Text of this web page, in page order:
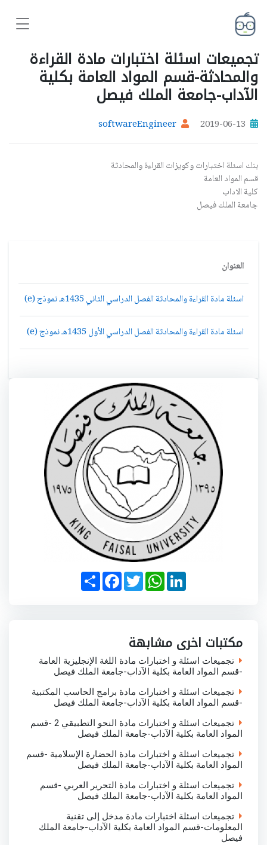
تجميعات اسئلة اختبارات مادة القراءة
والمحادثة-قسم المواد العامة بكلية
الآداب-جامعة الملك فيصل
2019-06-13
softwareEngineer
بنك اسئلة اختبارات وكويزات القراءة والمحادثة
قسم المواد العامة
كلية الاداب
جامعة الملك فيصل
العنوان
اسئلة مادة القراءة والمحادثة الفصل الدراسي الثاني 1435هـ نموذج (e)
اسئلة مادة القراءة والمحادثة الفصل الدراسي الأول 1435هـ نموذج (e)
S
h
a
F
a
c
T
w
i
W
h
a
p
p
L
i
n
n
مكتبات اخرى مشابهة
تجميعات اسئلة و اختبارات مادة اللغة الإنجليزية العامة
-قسم المواد العامة بكلية الآداب-جامعة الملك فيصل
تجميعات اسئلة و اختبارات مادة برامج الحاسب المكتبية
-قسم المواد العامة بكلية الآداب-جامعة الملك فيصل
تجميعات اسئلة و اختبارات مادة النحو التطبيقي 2 -قسم
المواد العامة بكلية الآداب-جامعة الملك فيصل
تجميعات اسئلة و اختبارات مادة الحضارة الإسلامية -قسم
المواد العامة بكلية الآداب-جامعة الملك فيصل
تجميعات اسئلة و اختبارات مادة التحرير العربي -قسم
المواد العامة بكلية الآداب-جامعة الملك فيصل
تجميعات اسئلة اختبارات مادة مدخل إلى تقنية
المعلومات-قسم المواد العامة بكلية الآداب-جامعة الملك
فيصل